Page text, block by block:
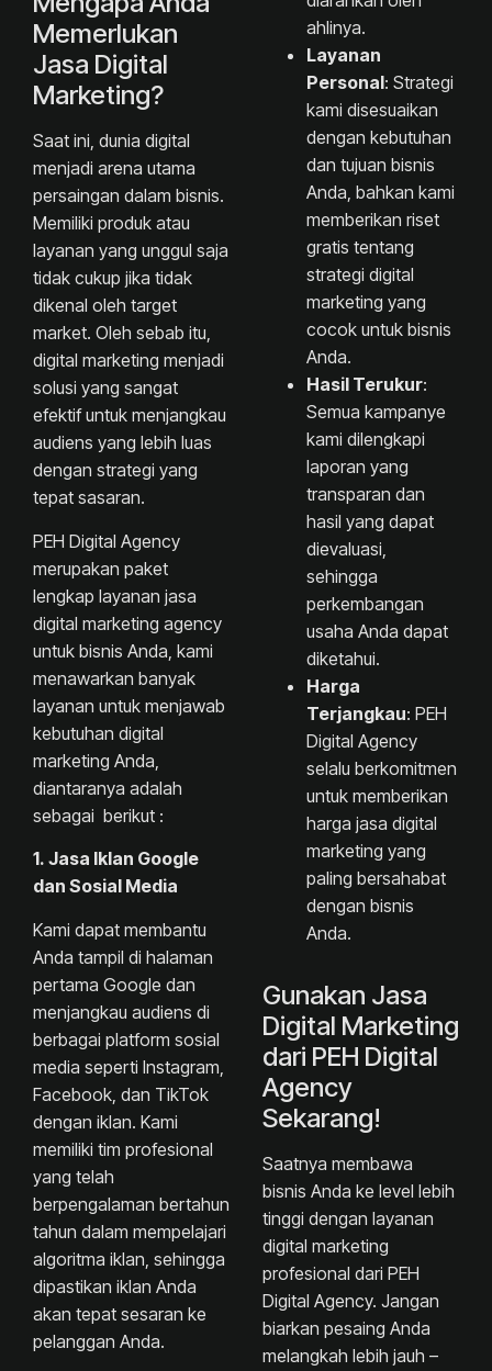
Memerlukan
Jasa Digital
Marketing?
Saat ini, dunia digital
menjadi arena utama
persaingan dalam bisnis.
Memiliki produk atau
layanan yang unggul saja
tidak cukup jika tidak
dikenal oleh target
market. Oleh sebab itu,
digital marketing menjadi
solusi yang sangat
efektif untuk menjangkau
audiens yang lebih luas
dengan strategi yang
tepat sasaran.
PEH Digital Agency
merupakan paket
lengkap layanan jasa
digital marketing agency
untuk bisnis Anda, kami
menawarkan banyak
layanan untuk menjawab
kebutuhan digital
marketing Anda,
diantaranya adalah
sebagai berikut :
1. Jasa Iklan Google
dan Sosial Media
Kami dapat membantu
Anda tampil di halaman
pertama Google dan
menjangkau audiens di
berbagai platform sosial
media seperti Instagram,
Facebook, dan TikTok
dengan iklan. Kami
memiliki tim profesional
yang telah
berpengalaman bertahun
tahun dalam mempelajari
algoritma iklan, sehingga
dipastikan iklan Anda
akan tepat sesaran ke
pelanggan Anda.
ahlinya.
Layanan
Personal: Strategi
kami disesuaikan
dengan kebutuhan
dan tujuan bisnis
Anda, bahkan kami
memberikan riset
gratis tentang
strategi digital
marketing yang
cocok untuk bisnis
Anda.
Hasil Terukur:
Semua kampanye
kami dilengkapi
laporan yang
transparan dan
hasil yang dapat
dievaluasi,
sehingga
perkembangan
usaha Anda dapat
diketahui.
Harga
Terjangkau: PEH
Digital Agency
selalu berkomitmen
untuk memberikan
harga jasa digital
marketing yang
paling bersahabat
dengan bisnis
Anda.
Gunakan Jasa
Digital Marketing
dari PEH Digital
Agency
Sekarang!
Saatnya membawa
bisnis Anda ke level lebih
tinggi dengan layanan
digital marketing
profesional dari PEH
Digital Agency. Jangan
biarkan pesaing Anda
melangkah lebih jauh –